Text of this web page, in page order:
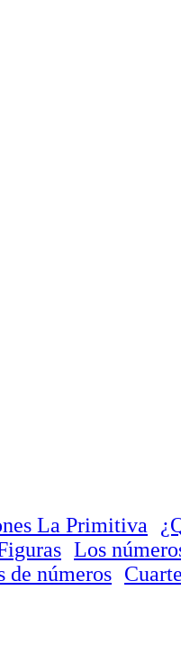
La Primitiva
Los
de números